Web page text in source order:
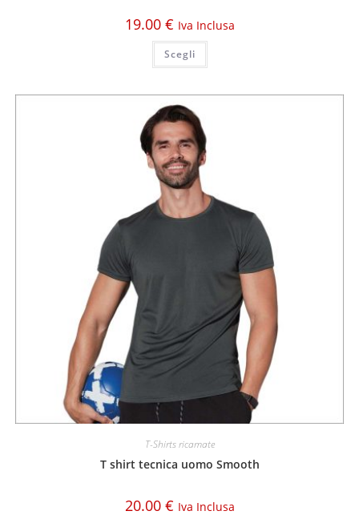
19.00 € Iva Inclusa
Scegli
T-Shirts ricamate
T shirt tecnica uomo Smooth
20.00 € Iva Inclusa